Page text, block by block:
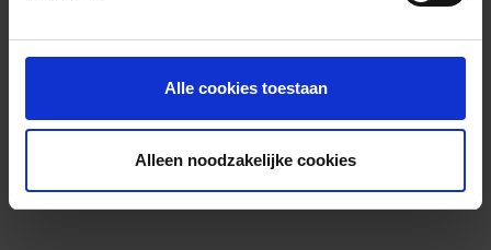
Alle cookies toestaan
Alleen noodzakelijke cookies